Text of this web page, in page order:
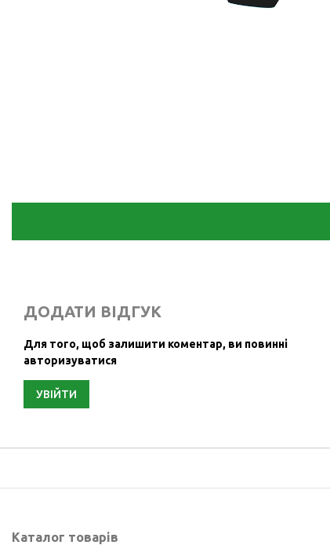
ДОДАТИ ВІДГУК
Для того, щоб залишити коментар, ви повинні
авторизуватися
УВІЙТИ
Каталог товарів